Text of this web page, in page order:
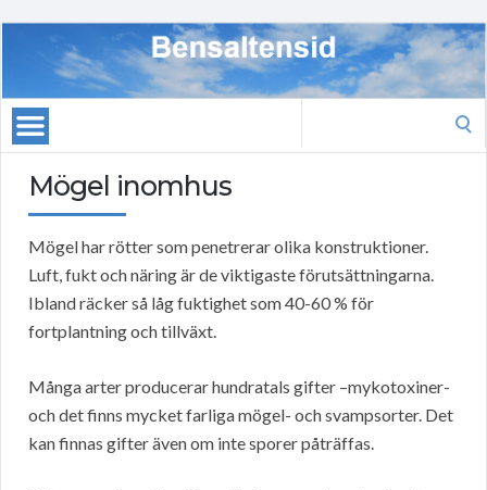
Mögel inomhus
Mögel har rötter som penetrerar olika konstruktioner.
Luft, fukt och näring är de viktigaste förutsättningarna.
Ibland räcker så låg fuktighet som 40-60 % för
fortplantning och tillväxt.
Många arter producerar hundratals gifter –mykotoxiner-
och det finns mycket farliga mögel- och svampsorter. Det
kan finnas gifter även om inte sporer påträffas.